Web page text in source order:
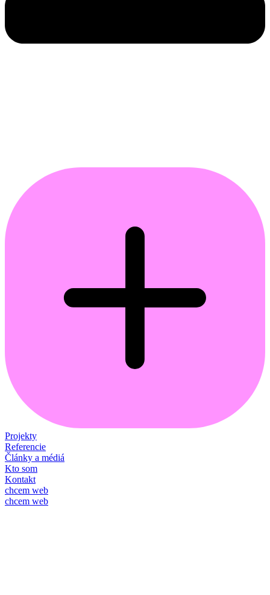
Projekty
Referencie
Články a médiá
Kto som
Kontakt
chcem web
chcem web